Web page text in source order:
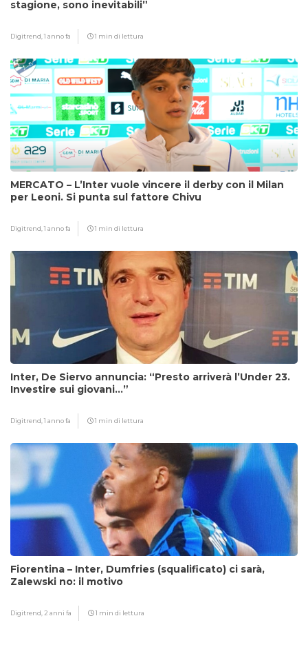
stagione, sono inevitabili”
Digitrend,1 anno fa 1 min di lettura
MERCATO – L’Inter vuole vincere il derby con il Milan
per Leoni. Si punta sul fattore Chivu
Digitrend,1 anno fa 1 min di lettura
Inter, De Siervo annuncia: “Presto arriverà l’Under 23.
Investire sui giovani…”
Digitrend,1 anno fa 1 min di lettura
Fiorentina – Inter, Dumfries (squalificato) ci sarà,
Zalewski no: il motivo
Digitrend, 2 anni fa 1 min di lettura